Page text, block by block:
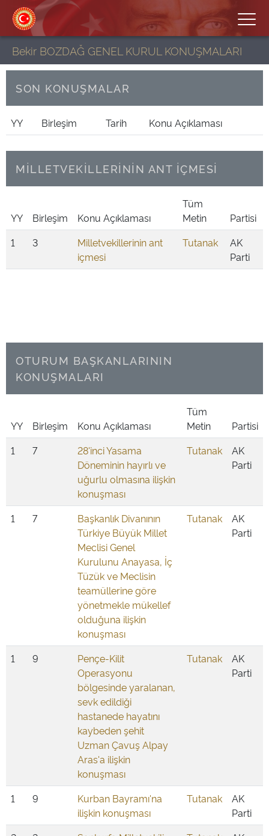
Bekir BOZDAĞ GENEL KURUL KONUŞMALARI
SON KONUŞMALAR
YY Birleşim Tarih Konu Açıklaması
MİLLETVEKİLLERİNİN ANT İÇMESİ
YY Birleşim Konu Açıklaması
Tüm
Metin
Partisi
1
3
Milletvekillerinin ant
içmesi
Tutanak
AK
Parti
OTURUM BAŞKANLARININ
KONUŞMALARI
YY Birleşim Konu Açıklaması
Tüm
Metin
Partisi
1
7
28'inci Yasama
Döneminin hayırlı ve
uğurlu olmasına ilişkin
konuşması
Tutanak
AK
Parti
1 7
Başkanlık Divanının
Türkiye Büyük Millet
Meclisi Genel
Kurulunu Anayasa, İç
Tüzük ve Meclisin
teamüllerine göre
yönetmekle mükellef
olduğuna ilişkin
konuşması
Tutanak
AK
Parti
1 9
Pençe-Kilit
Operasyonu
bölgesinde yaralanan,
sevk edildiği
hastanede hayatını
kaybeden şehit
Uzman Çavuş Alpay
Aras'a ilişkin
konuşması
Tutanak
AK
Parti
1 9
Kurban Bayramı'na
ilişkin konuşması
Tutanak
AK
Parti